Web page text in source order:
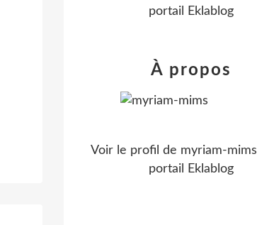
portail Eklablog
À propos
Voir le profil de myriam-mims
portail Eklablog